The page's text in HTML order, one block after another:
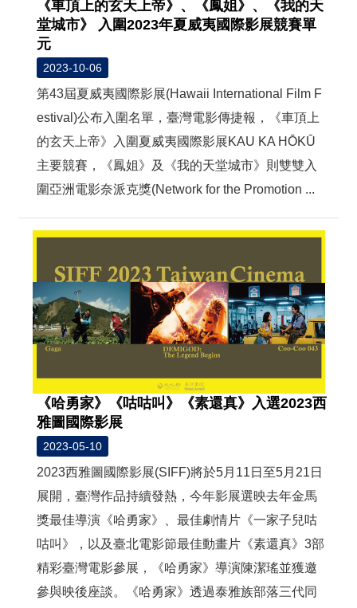
《車頂上的玄天上帝》、《鳳姐》、《我的天
堂城市》 入圍2023年夏威夷國際影展競賽單
元
2023-10-06
第43屆夏威夷國際影展(Hawaii International Film F
estival)公布入圍名單，臺灣電影傳捷報，《車頂上
的玄天上帝》入圍夏威夷國際影展KAU KA HŌKŪ
主要競賽，《鳳姐》及《我的天堂城市》則雙雙入
圍亞洲電影奈派克獎(Network for the Promotion ...
《哈勇家》《咕咕叫》《素還真》入選2023西
雅圖國際影展
2023-05-10
2023西雅圖國際影展(SIFF)將於5月11日至5月21日
展開，臺灣作品持續發熱，今年影展選映去年金馬
獎最佳導演《哈勇家》、最佳劇情片《一家子兒咕
咕叫》，以及臺北電影節最佳動畫片《素還真》3部
精彩臺灣電影參展，《哈勇家》導演陳潔瑤並獲邀
參與映後座談。《哈勇家》透過泰雅族部落三代同